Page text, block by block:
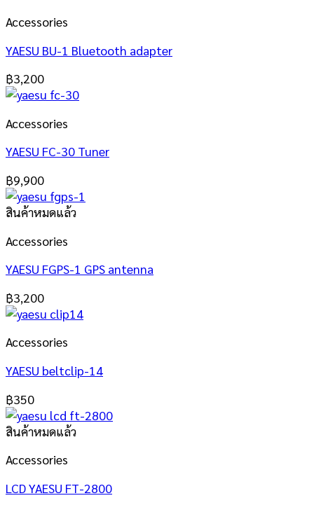
Accessories
YAESU BU-1 Bluetooth adapter
฿3,200
Accessories
YAESU FC-30 Tuner
฿9,900
สินค้าหมดแล้ว
Accessories
YAESU FGPS-1 GPS antenna
฿3,200
Accessories
YAESU beltclip-14
฿350
สินค้าหมดแล้ว
Accessories
LCD YAESU FT-2800